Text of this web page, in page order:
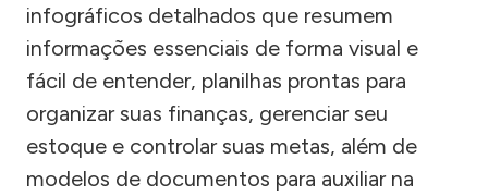
infográficos detalhados que resumem
informações essenciais de forma visual e
fácil de entender, planilhas prontas para
organizar suas finanças, gerenciar seu
estoque e controlar suas metas, além de
modelos de documentos para auxiliar na